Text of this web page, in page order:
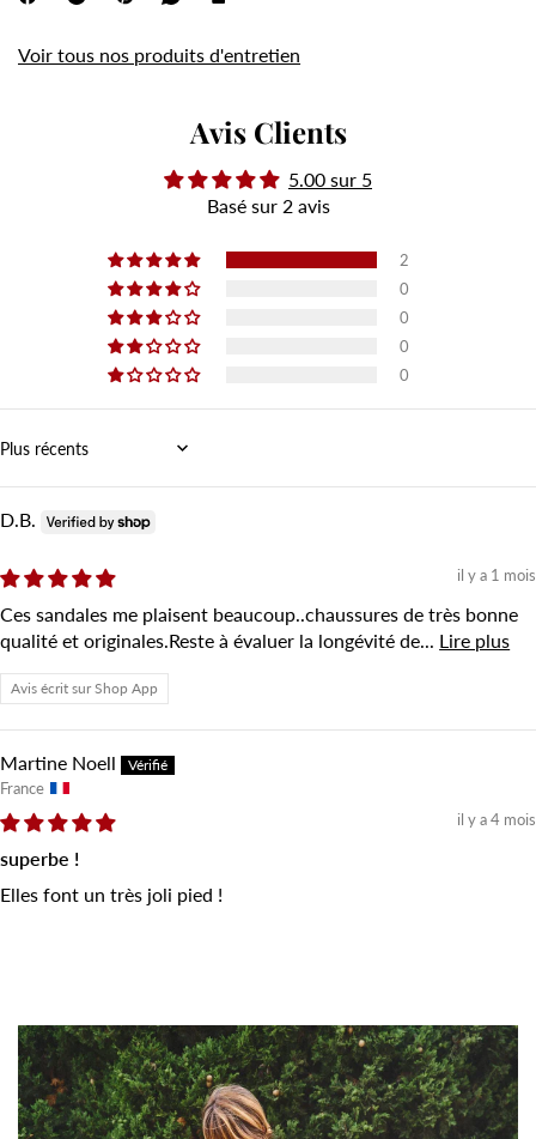
Voir tous nos produits d'entretien
Avis Clients
5.00 sur 5
Basé sur 2 avis
2
0
0
0
0
Sort by
D.B.
il y a 1 mois
Ces sandales me plaisent beaucoup..chaussures de très bonne
qualité et originales.Reste à évaluer la longévité de... Lire plus
Avis écrit sur Shop App
Martine Noell
France
il y a 4 mois
superbe !
Elles font un très joli pied !